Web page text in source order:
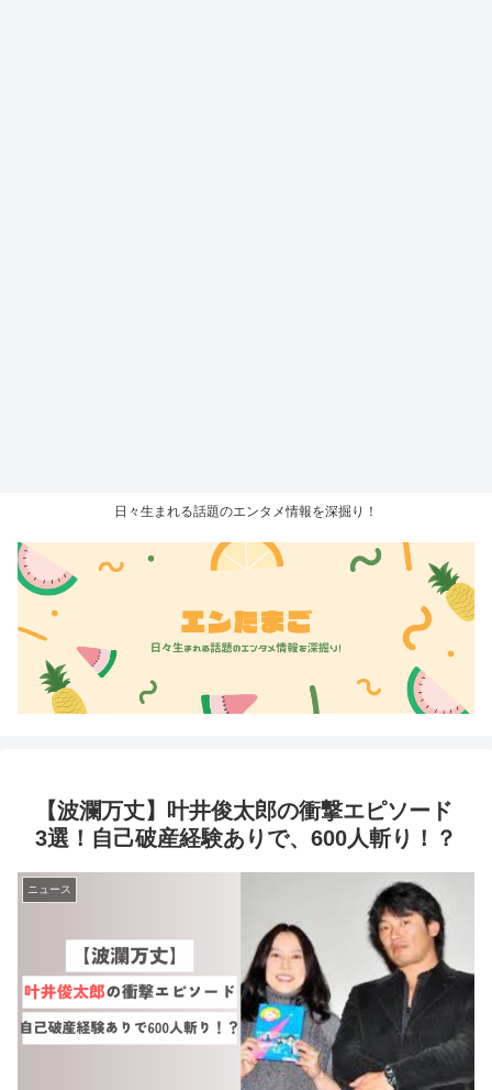
日々生まれる話題のエンタメ情報を深掘り！
【波瀾万丈】叶井俊太郎の衝撃エピソード
3選！自己破産経験ありで、600人斬り！？
ニュース